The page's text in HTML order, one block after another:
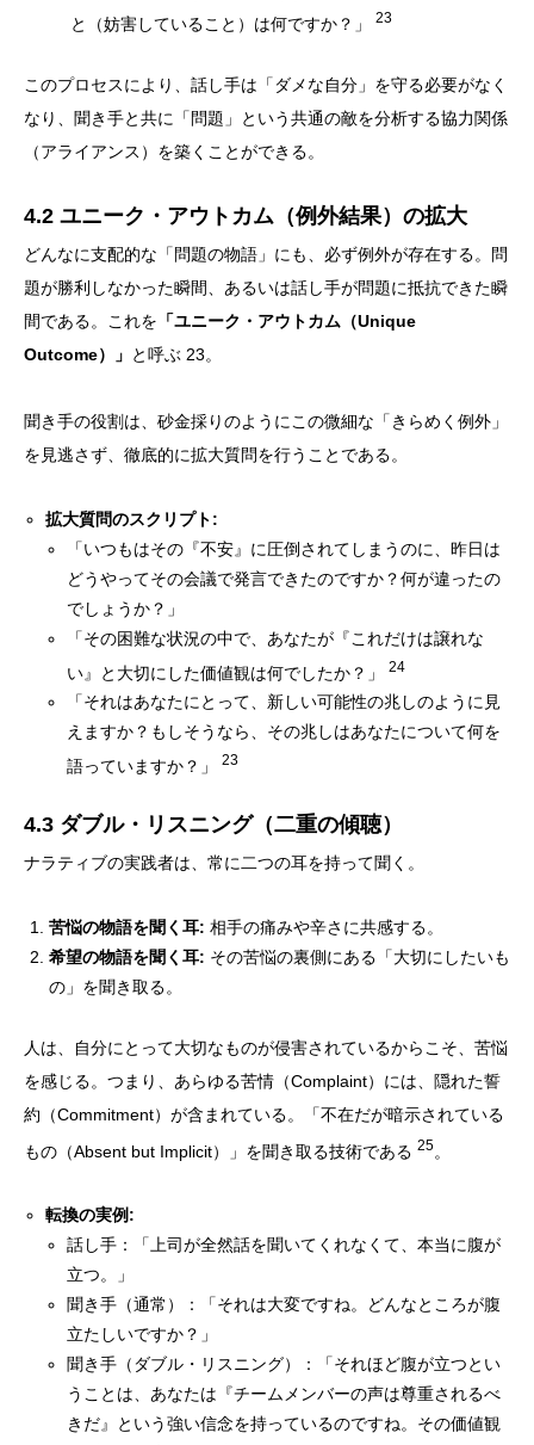
と（妨害していること）は何ですか？」23
このプロセスにより、話し手は「ダメな自分」を守る必要がなく
なり、聞き手と共に「問題」という共通の敵を分析する協力関係
（アライアンス）を築くことができる。
4.2 ユニーク・アウトカム（例外結果）の拡大
どんなに支配的な「問題の物語」にも、必ず例外が存在する。問
題が勝利しなかった瞬間、あるいは話し手が問題に抵抗できた瞬
間である。これを 「ユニーク・アウトカム（Unique
Outcome）」 と呼ぶ 23。
聞き手の役割は、砂金採りのようにこの微細な「きらめく例外」
を見逃さず、徹底的に拡大質問を行うことである。
拡大質問のスクリプト:
「いつもはその『不安』に圧倒されてしまうのに、昨日は
どうやってその会議で発言できたのですか？何が違ったの
でしょうか？」
「その困難な状況の中で、あなたが『これだけは譲れな
い』と大切にした価値観は何でしたか？」24
「それはあなたにとって、新しい可能性の兆しのように見
えますか？もしそうなら、その兆しはあなたについて何を
語っていますか？」23
4.3 ダブル・リスニング（二重の傾聴）
ナラティブの実践者は、常に二つの耳を持って聞く。
苦悩の物語を聞く耳: 相手の痛みや辛さに共感する。
希望の物語を聞く耳: その苦悩の裏側にある「大切にしたいも
の」を聞き取る。
人は、自分にとって大切なものが侵害されているからこそ、苦悩
を感じる。つまり、あらゆる苦情（Complaint）には、隠れた誓
約（Commitment）が含まれている。「不在だが暗示されている
もの（Absent but Implicit）」を聞き取る技術である 25。
転換の実例:
話し手：「上司が全然話を聞いてくれなくて、本当に腹が
立つ。」
聞き手（通常）：「それは大変ですね。どんなところが腹
立たしいですか？」
聞き手（ダブル・リスニング）：「それほど腹が立つとい
うことは、あなたは『チームメンバーの声は尊重されるべ
きだ』という強い信念を持っているのですね。その価値観